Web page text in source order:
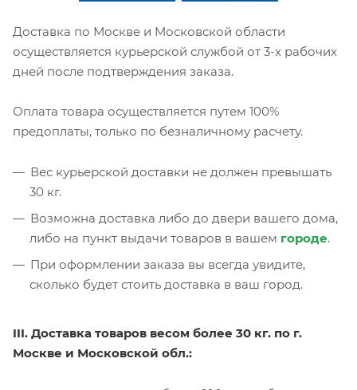
Доставка по Москве и Московской области
осуществляется курьерской службой от 3-х рабочих
дней после подтверждения заказа.
Оплата товара осуществляется путем 100%
предоплаты, только по безналичному расчету.
Вес курьерской доставки не должен превышать
30 кг.
Возможна доставка либо до двери вашего дома,
либо на пункт выдачи товаров в вашем городе.
При оформлении заказа вы всегда увидите,
сколько будет стоить доставка в ваш город.
III. Доставка товаров весом более 30 кг. по г.
Москве и Московской обл.: